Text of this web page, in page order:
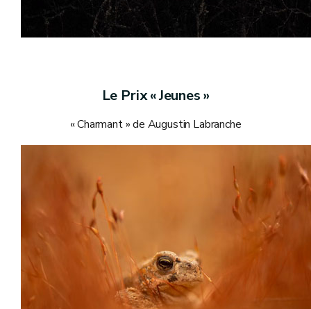
Le Prix « Jeunes »
« Charmant » de Augustin Labranche